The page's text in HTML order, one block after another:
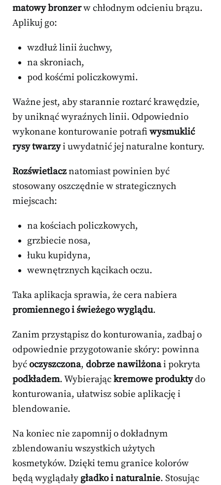
matowy bronzerw chłodnym odcieniu brązu.
Aplikuj go:
wzdłuż linii żuchwy,
na skroniach,
pod kośćmi policzkowymi.
Ważne jest, aby starannie roztarć krawędzie,
by uniknąć wyraźnych linii. Odpowiednio
wykonane konturowanie potrafi wysmuklić
rysy twarzyi uwydatnić jej naturalne kontury.
Rozświetlacznatomiast powinien być
stosowany oszczędnie w strategicznych
miejscach:
na kościach policzkowych,
grzbiecie nosa,
łuku kupidyna,
wewnętrznych kącikach oczu.
Taka aplikacja sprawia, że cera nabiera
promiennego i świeżego wyglądu.
Zanim przystąpisz do konturowania, zadbaj o
odpowiednie przygotowanie skóry: powinna
byćoczyszczona, dobrze nawilżonai pokryta
podkładem. Wybierająckremowe produktydo
konturowania, ułatwisz sobie aplikację i
blendowanie.
Na koniec nie zapomnij o dokładnym
zblendowaniu wszystkich użytych
kosmetyków. Dzięki temu granice kolorów
będą wyglądały gładko i naturalnie. Stosując